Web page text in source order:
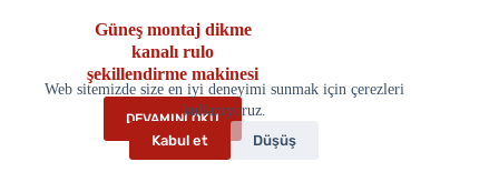
Web sitemizde size en iyi deneyimi sunmak için çerezleri
kullanıyoruz.
Kabul et
Düşüş
Güneş montaj dikme
kanalı rulo
şekillendirme makinesi
DEVAMINI OKU